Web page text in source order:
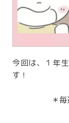
今回は、１年
す！
＊毎週金